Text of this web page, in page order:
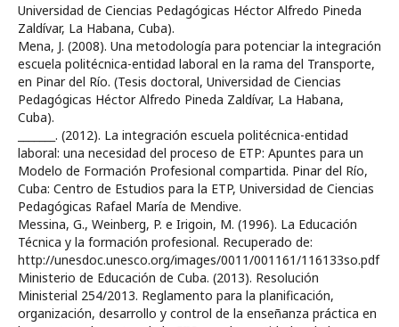
Universidad de Ciencias Pedagógicas Héctor Alfredo Pineda
Zaldívar, La Habana, Cuba).
Mena, J. (2008). Una metodología para potenciar la integración
escuela politécnica-entidad laboral en la rama del Transporte,
en Pinar del Río. (Tesis doctoral, Universidad de Ciencias
Pedagógicas Héctor Alfredo Pineda Zaldívar, La Habana,
Cuba).
_______. (2012). La integración escuela politécnica-entidad
laboral: una necesidad del proceso de ETP: Apuntes para un
Modelo de Formación Profesional compartida. Pinar del Río,
Cuba: Centro de Estudios para la ETP, Universidad de Ciencias
Pedagógicas Rafael María de Mendive.
Messina, G., Weinberg, P. e Irigoin, M. (1996). La Educación
Técnica y la formación profesional. Recuperado de:
http://unesdoc.unesco.org/images/0011/001161/116133so.pdf
Ministerio de Educación de Cuba. (2013). Resolución
Ministerial 254/2013. Reglamento para la planificación,
organización, desarrollo y control de la enseñanza práctica en